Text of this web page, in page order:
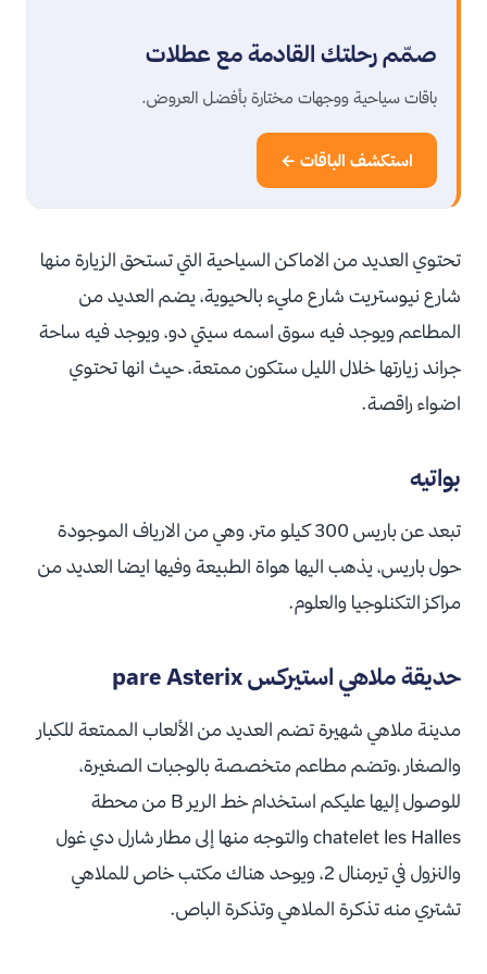
صمّم رحلتك القادمة مع عطلات
باقات سياحية ووجهات مختارة بأفضل العروض.
استكشف الباقات ←
تحتوي العديد من الاماكن السياحية التي تستحق الزيارة منها
شارع نيوستريت شارع مليء بالحيوية، يضم العديد من
المطاعم ويوجد فيه سوق اسمه سيتي دو، ويوجد فيه ساحة
جراند زيارتها خلال الليل ستكون ممتعة، حيث انها تحتوي
اضواء راقصة.
بواتيه
تبعد عن باريس 300 كيلو متر، وهي من الارياف الموجودة
حول باريس، يذهب اليها هواة الطبيعة وفيها ايضا العديد من
مراكز التكنلوجيا والعلوم.
حديقة ملاهي استيركس pare Asterix
مدينة ملاهي شهيرة تضم العديد من الألعاب الممتعة للكبار
والصغار ،وتضم مطاعم متخصصة بالوجبات الصغيرة،
للوصول إليها عليكم استخدام خط الرير B من محطة
chatelet les Halles والتوجه منها إلى مطار شارل دي غول
والنزول في تيرمنال 2، ويوحد هناك مكتب خاص للملاهي
تشتري منه تذكرة الملاهي وتذكرة الباص.